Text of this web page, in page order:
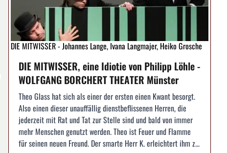
DIE MITWISSER - Johannes Lange, Ivana Langmajer, Heiko Grosche
DIE MITWISSER, eine Idiotie von Philipp Löhle -
WOLFGANG BORCHERT THEATER Münster
Theo Glass hat sich als einer der ersten einen Kwant besorgt.
Also einen dieser unauffällig dienstbeflissenen Herren, die
jederzeit mit Rat und Tat zur Stelle sind und bald von immer
mehr Menschen genutzt werden. Theo ist Feuer und Flamme
für seinen neuen Freund. Der smarte Herr K. erleichtert ihm z...